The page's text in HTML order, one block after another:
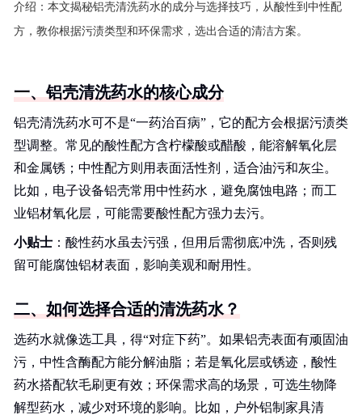
介绍： 本文揭秘铝壳清洗药水的成分与选择技巧，从酸性到中性配
方，教你根据污渍类型和环保需求，选出合适的清洁方案。
一、铝壳清洗药水的核心成分
铝壳清洗药水可不是“一药治百病”，它的配方会根据污渍类
型调整。常见的酸性配方含柠檬酸或醋酸，能溶解氧化层
和金属锈；中性配方则用表面活性剂，适合油污和灰尘。
比如，电子设备铝壳常用中性药水，避免腐蚀电路；而工
业铝材氧化层，可能需要酸性配方强力去污。
小贴士 ：酸性药水虽去污强，但用后需彻底冲洗，否则残
留可能腐蚀铝材表面，影响美观和耐用性。
二、如何选择合适的清洗药水？
选药水就像选工具，得“对症下药”。如果铝壳表面有顽固油
污，中性含酶配方能分解油脂；若是氧化层或锈迹，酸性
药水搭配软毛刷更有效；环保需求高的场景，可选生物降
解型药水，减少对环境的影响。比如，户外铝制家具清